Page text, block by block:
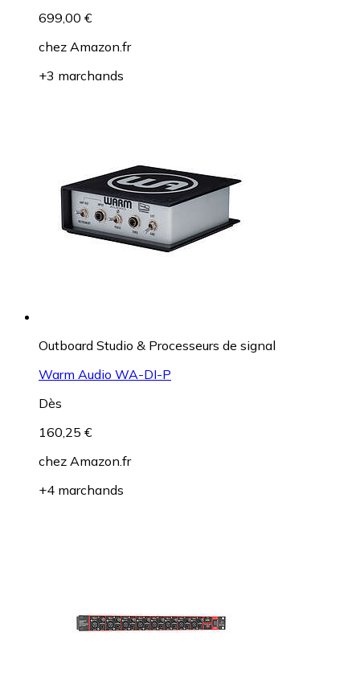
699,00 €
chez Amazon.fr
+3 marchands
Outboard Studio & Processeurs de signal
Warm Audio WA-DI-P
Dès
160,25 €
chez Amazon.fr
+4 marchands